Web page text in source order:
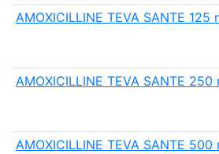
AMOXICILLINE TEVA SANTE 125
AMOXICILLINE TEVA SANTE
AMOXICILLINE TEVA SANTE